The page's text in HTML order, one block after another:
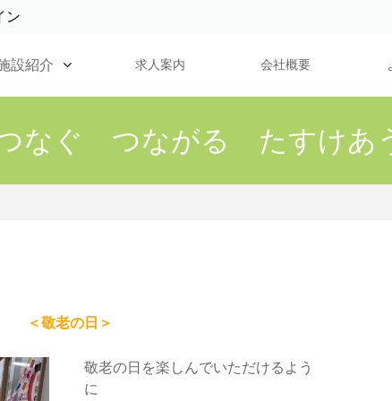
ン
設紹介 求人案内 会社概要
なぐ つながる たすけあ
＜敬老の日＞
敬老の日を楽しんでいただけるよう
に